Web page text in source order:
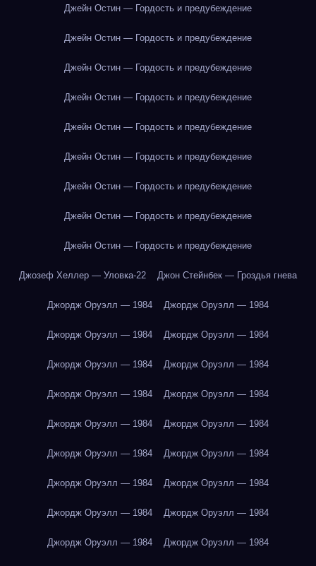
Джейн Остин — Гордость и предубеждение
Джейн Остин — Гордость и предубеждение
Джейн Остин — Гордость и предубеждение
Джейн Остин — Гордость и предубеждение
Джейн Остин — Гордость и предубеждение
Джейн Остин — Гордость и предубеждение
Джейн Остин — Гордость и предубеждение
Джейн Остин — Гордость и предубеждение
Джейн Остин — Гордость и предубеждение
Джозеф Хеллер — Уловка-22 Джон Стейнбек — Гроздья гнева
Джордж Оруэлл — 1984 Джордж Оруэлл — 1984
Джордж Оруэлл — 1984 Джордж Оруэлл — 1984
Джордж Оруэлл — 1984 Джордж Оруэлл — 1984
Джордж Оруэлл — 1984 Джордж Оруэлл — 1984
Джордж Оруэлл — 1984 Джордж Оруэлл — 1984
Джордж Оруэлл — 1984 Джордж Оруэлл — 1984
Джордж Оруэлл — 1984 Джордж Оруэлл — 1984
Джордж Оруэлл — 1984 Джордж Оруэлл — 1984
Джордж Оруэлл — 1984 Джордж Оруэлл — 1984